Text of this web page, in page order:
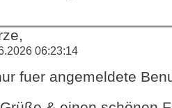
06:23:14
fuer angemeldete